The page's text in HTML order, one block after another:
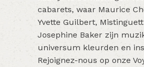
cabarets, waar Maurice
Yvette Guilbert,
Josephine Baker zijn
universum kleurden en
Rejoignez-nous op onze